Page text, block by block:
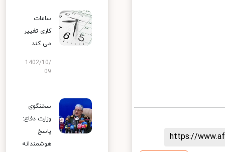
https://
ساعات
کاری تغییر
می‌ کند
1402/10/
09
سخنگوی
وزارت دفاع:
پاسخ
هوشمندانه